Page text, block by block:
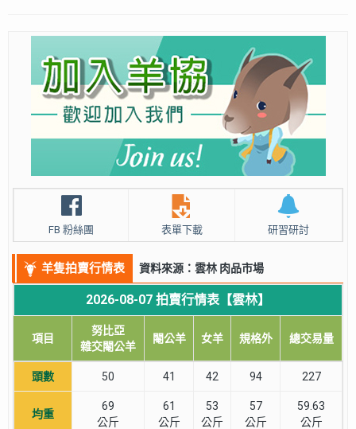
FB 粉絲團 表單下載 研習研討
羊隻拍賣行情表 資料來源：雲林 肉品市場
2026-08-07 拍賣行情表【雲林】
項目
努比亞
雜交閹公羊
閹公羊 女羊 規格外 總交易量
頭數 50 41 42 94 227
均重
69
公斤
61
公斤
53
公斤
57
公斤
59.63
公斤